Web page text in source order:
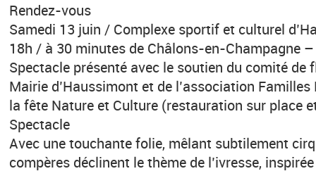
Rendez-vous
Samedi 13 juin / Complexe sportif et culturel
18h / à 30 minutes de Châlons-en-Champagne
Spectacle présenté avec le soutien du comité de
Mairie d’Haussimont et de l’association
la fête Nature et Culture (restauration sur place
Spectacle
Avec une touchante folie, mêlant subtilement
compères déclinent le thème de l’ivresse,